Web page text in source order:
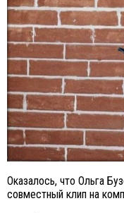
Оказалось, что Ольга
совместный клип на